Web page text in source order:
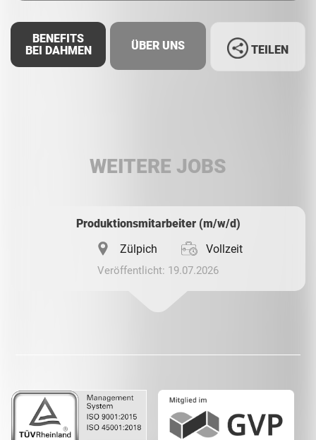
BENEFITS
BEI DAHMEN
ÜBER UNS TEILEN
WEITERE JOBS
Produktionsmitarbeiter (m/w/d)
Zülpich
Vollzeit
Veröffentlicht: 19.07.2026